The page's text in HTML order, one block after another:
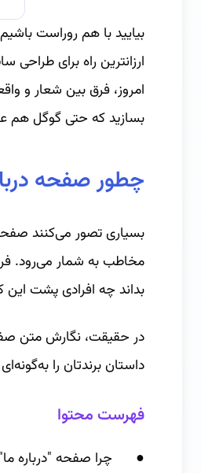
بیایید با هم روراست
ارزانترین راه برای
امروز، فرق بین شعار و
بسازید که حتی گوگل هم
چطور صفحه
بسیاری تصور می‌کنند
مخاطب به شمار می‌رود.
بداند چه افرادی پشت این
در حقیقت، نگارش متن
داستان برندتان را
فهرست محتوا
● چرا صفحه "درباره ما"